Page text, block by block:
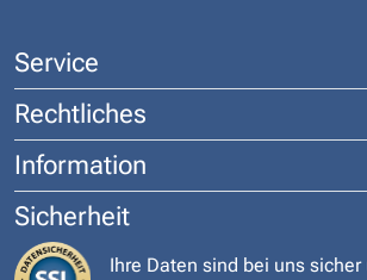
Service
Rechtliches
Information
Sicherheit
Ihre Daten sind bei uns